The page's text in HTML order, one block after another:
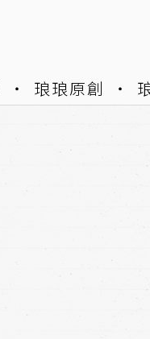
琅琅原創